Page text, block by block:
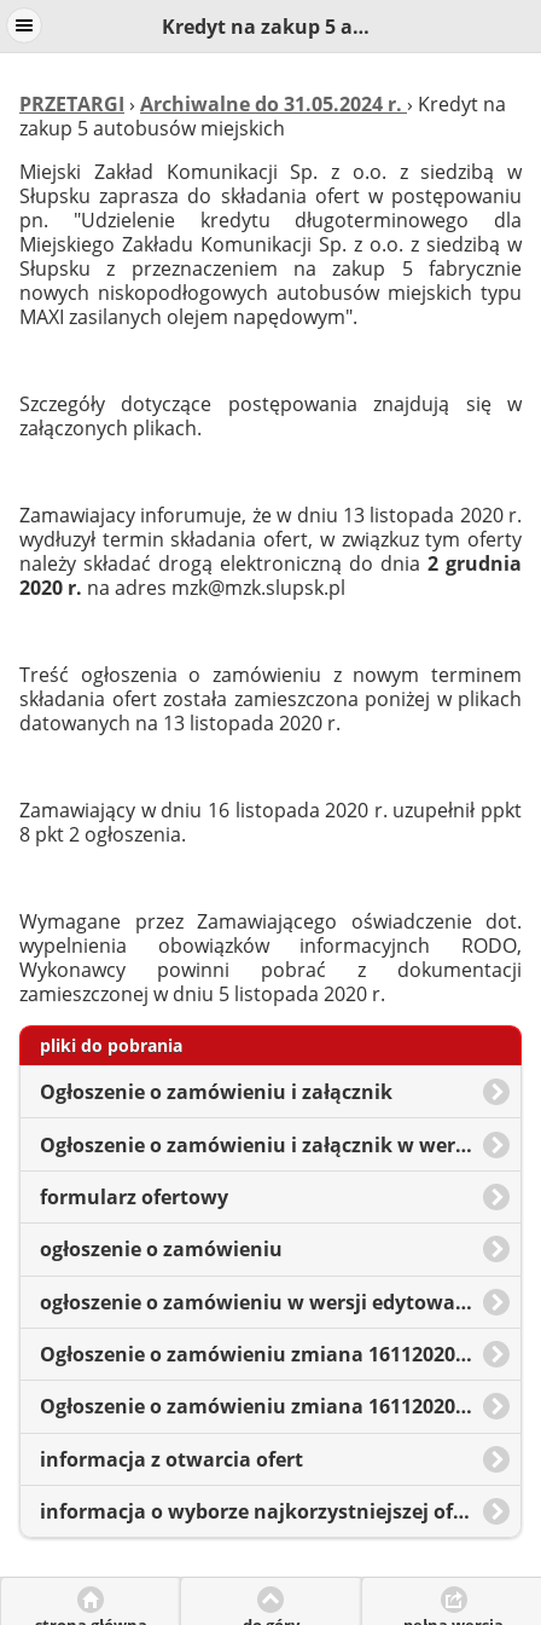
Kredyt na zakup 5 autobusów miejskich
PRZETARGI › Archiwalne do 31.05.2024 r. › Kredyt na
zakup 5 autobusów miejskich
Miejski Zakład Komunikacji Sp. z o.o. z siedzibą w
Słupsku zaprasza do składania ofert w postępowaniu
pn. "Udzielenie kredytu długoterminowego dla
Miejskiego Zakładu Komunikacji Sp. z o.o. z siedzibą w
Słupsku z przeznaczeniem na zakup 5 fabrycznie
nowych niskopodłogowych autobusów miejskich typu
MAXI zasilanych olejem napędowym".
Szczegóły dotyczące postępowania znajdują się w
załączonych plikach.
Zamawiajacy inforumuje, że w dniu 13 listopada 2020 r.
wydłuzył termin składania ofert, w związkuz tym oferty
należy składać drogą elektroniczną do dnia 2 grudnia
2020 r. na adres mzk@mzk.slupsk.pl
Treść ogłoszenia o zamówieniu z nowym terminem
składania ofert została zamieszczona poniżej w plikach
datowanych na 13 listopada 2020 r.
Zamawiający w dniu 16 listopada 2020 r. uzupełnił ppkt
8 pkt 2 ogłoszenia.
Wymagane przez Zamawiającego oświadczenie dot.
wypelnienia obowiązków informacyjnch RODO,
Wykonawcy powinni pobrać z dokumentacji
zamieszczonej w dniu 5 listopada 2020 r.
pliki do pobrania
Ogłoszenie o zamówieniu i załącznik
Ogłoszenie o zamówieniu i załącznik w wersji edytowalnej
formularz ofertowy
ogłoszenie o zamówieniu
ogłoszenie o zamówieniu w wersji edytowalnej
Ogłoszenie o zamówieniu zmiana 16112020 r.
Ogłoszenie o zamówieniu zmiana 16112020r. wersja edytowalna
informacja z otwarcia ofert
informacja o wyborze najkorzystniejszej oferty